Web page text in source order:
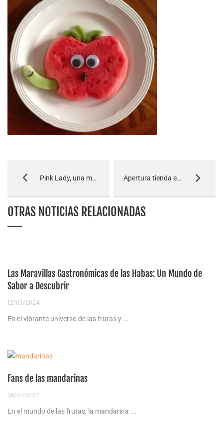
Apertura tienda en León
Pink Lady, una manzana única
OTRAS NOTICIAS RELACIONADAS
Las Maravillas Gastronómicas de las Habas: Un Mundo de
Sabor a Descubrir
12/03/2024
En el vibrante universo de las frutas y ...
Fans de las mandarinas
26/01/2024
En el mundo de las frutas, la mandarina ...